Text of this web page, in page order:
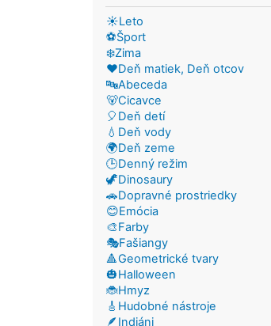
☀️Leto
⚽Šport
❄️Zima
❤️Deň matiek, Deň otcov
🔤Abeceda
🐻Cicavce
🎈Deň detí
💧Deň vody
🌍Deň zeme
🕒Denný režim
🦖Dinosaury
🚗Dopravné prostriedky
😊Emócia
🎨Farby
🎭Fašiangy
🔺Geometrické tvary
🎃Halloween
🐞Hmyz
🎸Hudobné nástroje
🪶Indiáni